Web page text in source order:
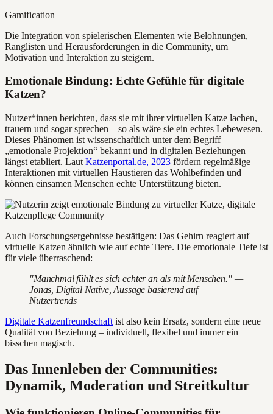
Gamification
Die Integration von spielerischen Elementen wie Belohnungen,
Ranglisten und Herausforderungen in die Community, um
Motivation und Interaktion zu steigern.
Emotionale Bindung: Echte Gefühle für digitale
Katzen?
Nutzer*innen berichten, dass sie mit ihrer virtuellen Katze lachen,
trauern und sogar sprechen – so als wäre sie ein echtes Lebewesen.
Dieses Phänomen ist wissenschaftlich unter dem Begriff
„emotionale Projektion“ bekannt und in digitalen Beziehungen
längst etabliert. Laut Katzenportal.de, 2023 fördern regelmäßige
Interaktionen mit virtuellen Haustieren das Wohlbefinden und
können einsamen Menschen echte Unterstützung bieten.
Auch Forschungsergebnisse bestätigen: Das Gehirn reagiert auf
virtuelle Katzen ähnlich wie auf echte Tiere. Die emotionale Tiefe ist
für viele überraschend:
"Manchmal fühlt es sich echter an als mit Menschen." —
Jonas, Digital Native, Aussage basierend auf
Nutzertrends
Digitale Katzenfreundschaft ist also kein Ersatz, sondern eine neue
Qualität von Beziehung – individuell, flexibel und immer ein
bisschen magisch.
Das Innenleben der Communities:
Dynamik, Moderation und Streitkultur